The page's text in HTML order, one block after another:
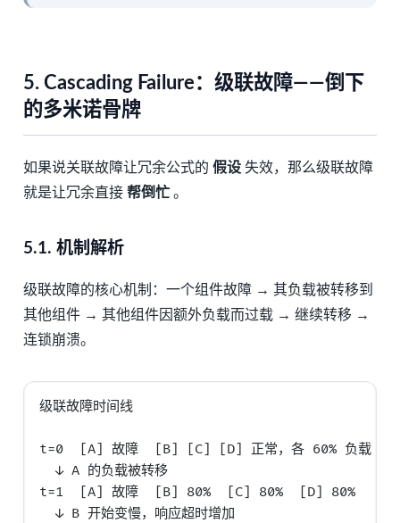
5.Cascading Failure：级联故障——倒下
的多米诺骨牌
如果说关联故障让冗余公式的 假设失效，那么级联故障
就是让冗余直接 帮倒忙。
5.1. 机制解析
级联故障的核心机制：一个组件故障 → 其负载被转移到
其他组件 → 其他组件因额外负载而过载 → 继续转移 →
连锁崩溃。
级联故障时间线
t=0  [A] 故障  [B] [C] [D] 正常，各 60% 负载
  ↓ A 的负载被转移
t=1  [A] 故障  [B] 80%  [C] 80%  [D] 80%
  ↓ B 开始变慢，响应超时增加